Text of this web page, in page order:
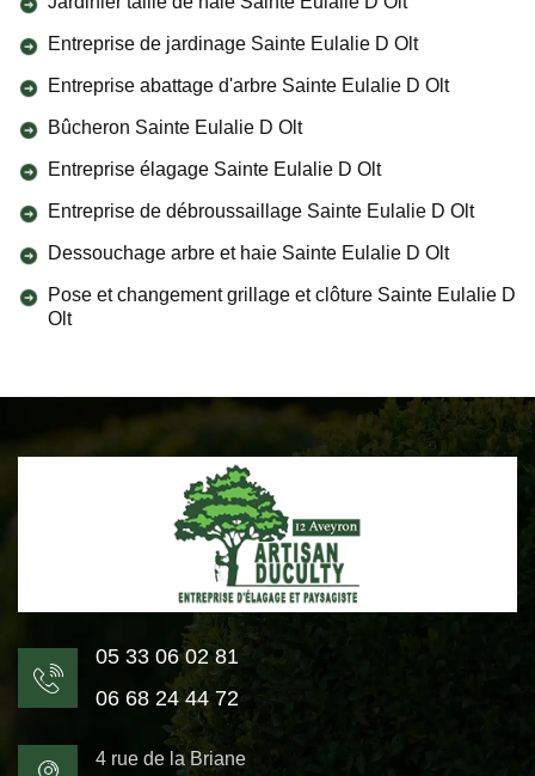
Entreprise de jardinage Sainte Eulalie D Olt
Entreprise abattage d'arbre Sainte Eulalie D Olt
Bûcheron Sainte Eulalie D Olt
Entreprise élagage Sainte Eulalie D Olt
Entreprise de débroussaillage Sainte Eulalie D Olt
Dessouchage arbre et haie Sainte Eulalie D Olt
Pose et changement grillage et clôture Sainte Eulalie D
Olt
05 33 06 02 81
06 68 24 44 72
4 rue de la Briane